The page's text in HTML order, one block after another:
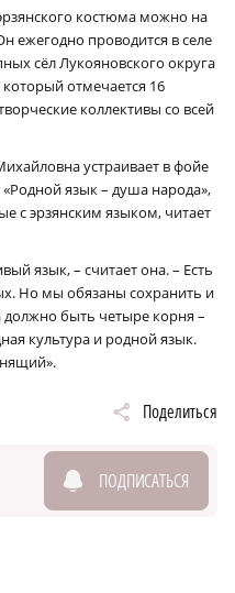
костюма можно на
ежегодно проводится в селе
сёл Лукояновского округа
отмечается 16
коллективы со всей
устраивает в фойе
язык – душа народа»,
с эрзянским языком, читает
язык, – считает она. – Есть
Но мы обязаны сохранить и
быть четыре корня –
культура и родной язык.
Поделиться
ПОДПИСАТЬСЯ